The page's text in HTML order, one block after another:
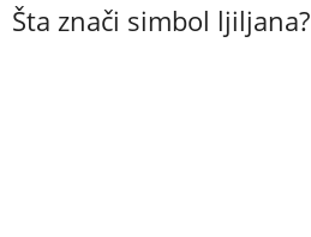
Šta znači simbol ljiljana?